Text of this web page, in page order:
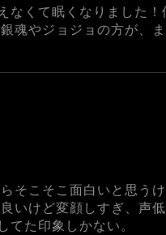
くて眠くなりました
やジョジョの方が、
こそこ面白いと思う
いけど変顔しすぎ、声
た印象しかない。